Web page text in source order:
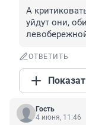
А
уйдут они,
ОТВЕТИТЬ
Гость
4 июня, 11:46